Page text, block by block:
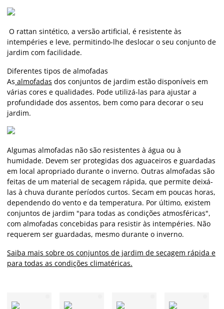
O rattan sintético, a versão artificial, é resistente às
intempéries e leve, permitindo-lhe deslocar o seu conjunto de
jardim com facilidade.
Diferentes tipos de almofadas
As almofadas dos conjuntos de jardim estão disponíveis em
várias cores e qualidades. Pode utilizá-las para ajustar a
profundidade dos assentos, bem como para decorar o seu
jardim.
Algumas almofadas não são resistentes à água ou à
humidade. Devem ser protegidas dos aguaceiros e guardadas
em local apropriado durante o inverno. Outras almofadas são
feitas de um material de secagem rápida, que permite deixá-
las à chuva durante períodos curtos. Secam em poucas horas,
dependendo do vento e da temperatura. Por último, existem
conjuntos de jardim "para todas as condições atmosféricas",
com almofadas concebidas para resistir às intempéries. Não
requerem ser guardadas, mesmo durante o inverno.
Saiba mais sobre os conjuntos de jardim de secagem rápida e
para todas as condições climatéricas.